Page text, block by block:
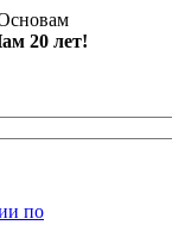
20 лет!
по